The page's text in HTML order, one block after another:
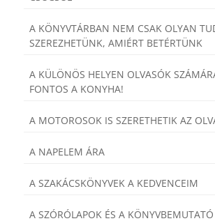
A KÖNYVTÁRBAN NEM CSAK OLYAN
SZEREZHETÜNK, AMIÉRT BETÉRTÜNK
A KÜLÖNÖS HELYEN OLVASÓK
FONTOS A KONYHA!
A MOTOROSOK IS SZERETHETIK AZ
A NAPELEM ÁRA
A SZAKÁCSKÖNYVEK A KEDVENCEIM
A SZÓRÓLAPOK ÉS A KÖNYVBEMUTATÓ